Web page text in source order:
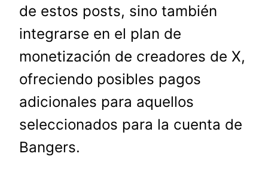
de estos posts, sino también
integrarse en el plan de
monetización de creadores de X,
ofreciendo posibles pagos
adicionales para aquellos
seleccionados para la cuenta de
Bangers.